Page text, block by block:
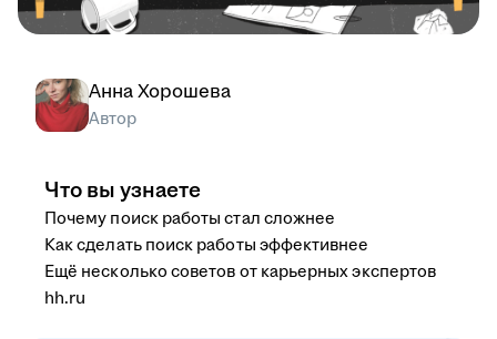
Анна Хорошева
Автор
Что вы узнаете
Почему поиск работы стал сложнее
Как сделать поиск работы эффективнее
Ещё несколько советов от карьерных экспертов
hh.ru